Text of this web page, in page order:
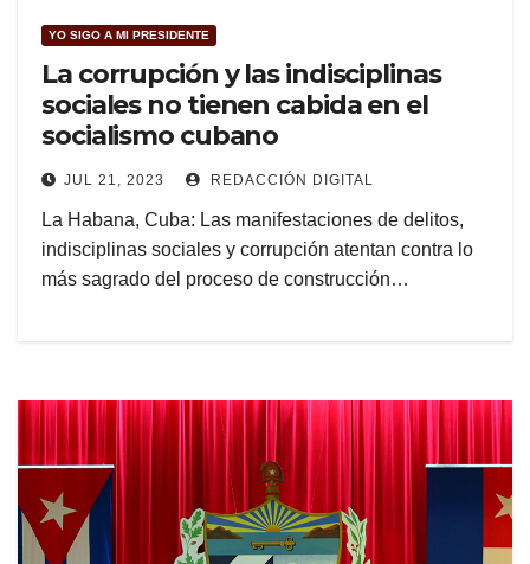
YO SIGO A MI PRESIDENTE
La corrupción y las indisciplinas
sociales no tienen cabida en el
socialismo cubano
JUL 21, 2023 REDACCIÓN DIGITAL
La Habana, Cuba: Las manifestaciones de delitos,
indisciplinas sociales y corrupción atentan contra lo
más sagrado del proceso de construcción…